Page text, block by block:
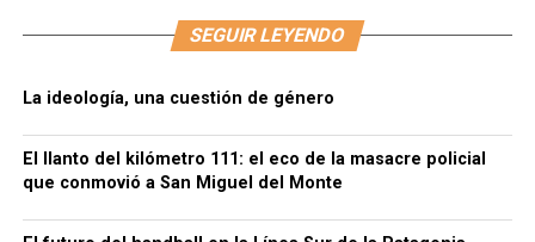
SEGUIR LEYENDO
La ideología, una cuestión de género
El llanto del kilómetro 111: el eco de la masacre policial
que conmovió a San Miguel del Monte